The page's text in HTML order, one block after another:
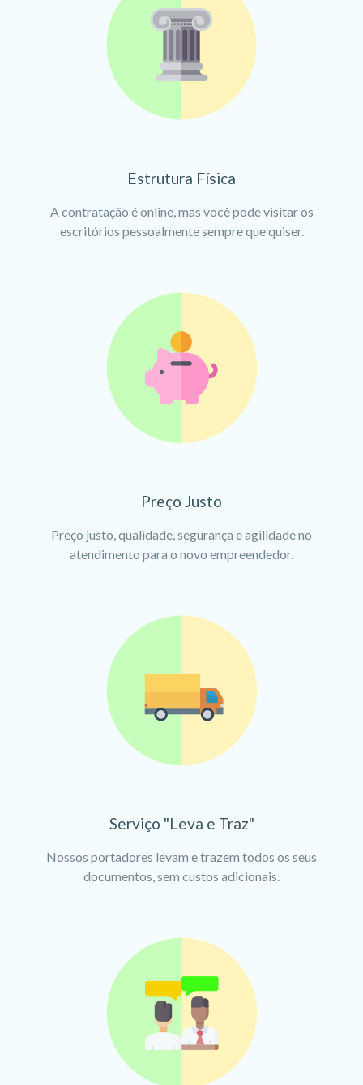
Estrutura Física
A contratação é online, mas você pode visitar os
escritórios pessoalmente sempre que quiser.
Preço Justo
Preço justo, qualidade, segurança e agilidade no
atendimento para o novo empreendedor.
Serviço "Leva e Traz"
Nossos portadores levam e trazem todos os seus
documentos, sem custos adicionais.